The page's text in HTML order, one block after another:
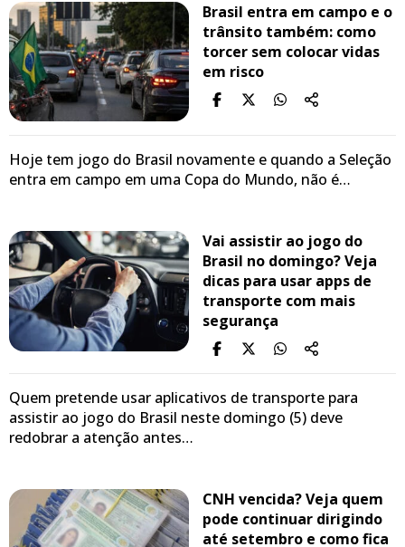
Brasil entra em campo e o
trânsito também: como
torcer sem colocar vidas
em risco
Hoje tem jogo do Brasil novamente e quando a Seleção
entra em campo em uma Copa do Mundo, não é…
Vai assistir ao jogo do
Brasil no domingo? Veja
dicas para usar apps de
transporte com mais
segurança
Quem pretende usar aplicativos de transporte para
assistir ao jogo do Brasil neste domingo (5) deve
redobrar a atenção antes…
CNH vencida? Veja quem
pode continuar dirigindo
até setembro e como fica